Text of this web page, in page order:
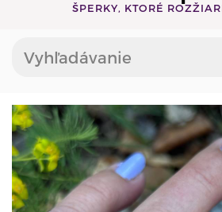
ŠPERKY, KTORÉ